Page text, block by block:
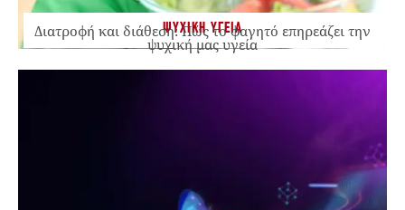
ΨΥΧΙΚΗ ΥΓΕΙΑ
Διατροφή και διάθεση: Πώς το φαγητό επηρεάζει την
ψυχική μας υγεία